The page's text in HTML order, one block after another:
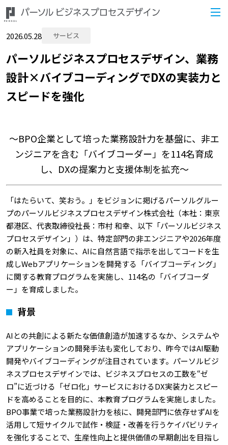
2026.05.28 サービス
パーソルビジネスプロセスデザイン、業務
設計×バイブコーディングでDXの実装力と
スピードを強化
～BPO企業として培った業務設計力を基盤に、非エ
ンジニアを含む「バイブコーダー」を114名育成
し、DXの提案力と支援体制を拡充～
「はたらいて、笑おう。」をビジョンに掲げるパーソルグルー
プのパーソルビジネスプロセスデザイン株式会社（本社：東京
都港区、代表取締役社長：市村 和幸、以下「パーソルビジネス
プロセスデザイン」）は、特定部門の非エンジニアや2026年度
の新入社員を対象に、AIに自然言語で指示を出してコードを生
成しWebアプリケーションを開発する「バイブコーディング」
に関する教育プログラムを実施し、114名の「バイブコーダ
ー」を育成しました。
背景
AIとの共創による新たな価値創造が加速するなか、システムや
アプリケーションの開発手法も変化しており、昨今ではAI駆動
開発やバイブコーディングが注目されています。パーソルビジ
ネスプロセスデザインでは、ビジネスプロセスの工数を“ゼ
ロ”に近づける「ゼロ化」サービスにおけるDX実装力とスピー
ドを高めることを目的に、本教育プログラムを実施しました。
BPO事業で培った業務設計力を核に、開発部門に依存せずAIを
活用して短サイクルで試作・検証・改善を行うケイパビリティ
を強化することで、生産性向上と提供価値の早期創出を目指し